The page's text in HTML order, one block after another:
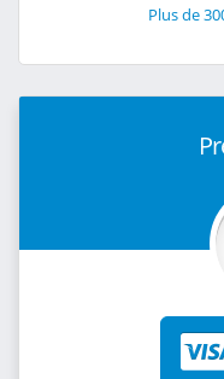
Plus de